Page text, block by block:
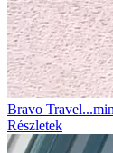
Bravo
Részletek